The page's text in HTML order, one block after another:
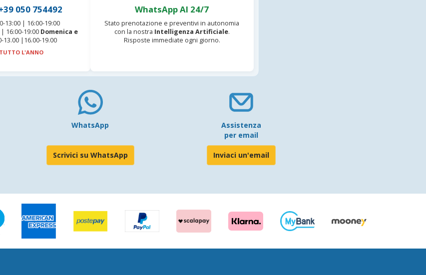
050 754492
13:00 | 16:00-19:00
| 16:00-19:00 Domenica e
13.00 |16.00-19.00
L'ANNO
WhatsApp AI 24/7
Stato prenotazione e preventivi in autonomia
con la nostra Intelligenza Artificiale.
Risposte immediate ogni giorno.
WhatsApp
Scrivici su WhatsApp
Assistenza
per email
Inviaci un'email